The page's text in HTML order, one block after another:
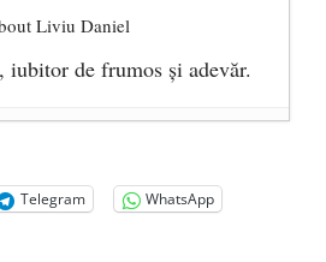
Liviu Daniel
de frumos şi adevăr.
de asocierea dintre Dan
Boca - 8 februarie 2016
politic” pentru imigranţi
Telegram
WhatsApp